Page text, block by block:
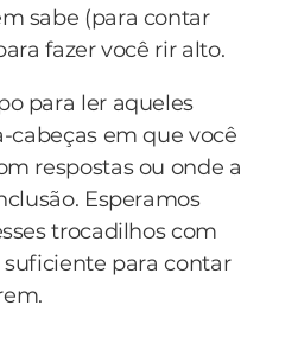
sabe (para contar
fazer você rir alto.
para ler aqueles
cabeças em que você
respostas ou onde a
Esperamos
trocadilhos com
para contar